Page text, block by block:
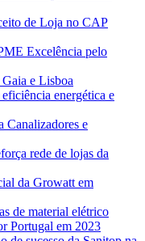
de Loja no CAP
Excelência pelo
e Lisboa
energética e
Canalizadores e
rede de lojas da
da Growatt em
de material elétrico
Portugal em 2023